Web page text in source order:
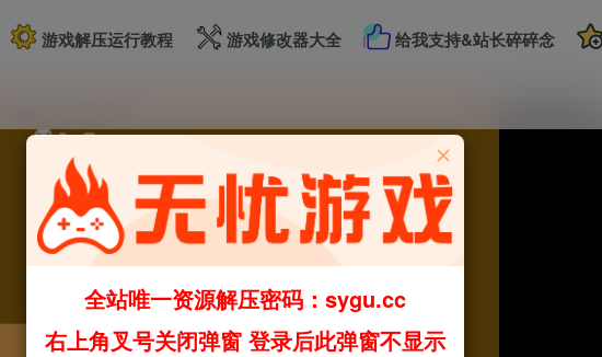
游戏解压运行教程 游戏修改器大全 给我支持&站长碎碎念
全站唯一资源解压密码：sygu.cc
右上角叉号关闭弹窗 登录后此弹窗不显示